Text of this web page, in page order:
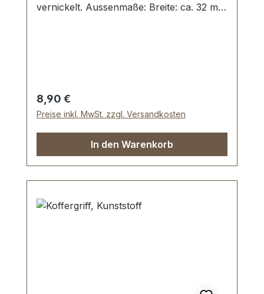
vernickelt. Aussenmaße: Breite: ca. 32 mm
Regulärer Preis:
8,90 €
Preise inkl. MwSt. zzgl. Versandkosten
In den Warenkorb